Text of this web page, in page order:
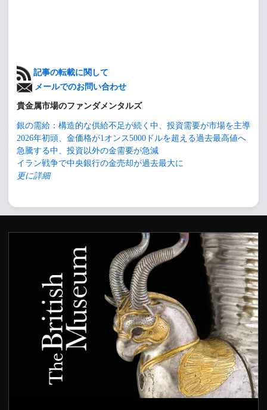
記事の転載に関して
メールでのお問い合わせ
貴金属市場のファンダメンタルズ
銀の需給：構造的な供給不足が続く中、投資需要が市場を主導
2026年初頭、金価格が1オンス5000ドルを超える過去最高値へ
急騰する中、投資以外の金需要が急減
イラン戦争で中央銀行の金売却が過去最大に
更に詳細